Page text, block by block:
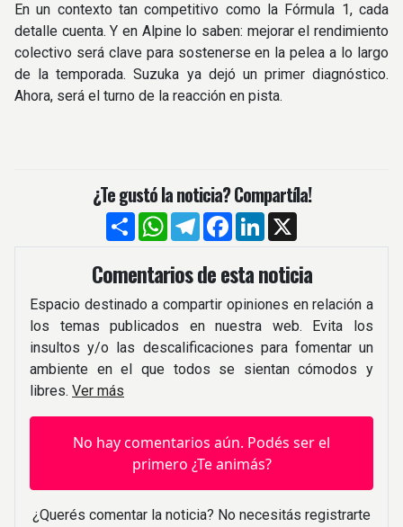
En un contexto tan competitivo como la Fórmula 1, cada
detalle cuenta. Y en Alpine lo saben: mejorar el rendimiento
colectivo será clave para sostenerse en la pelea a lo largo
de la temporada. Suzuka ya dejó un primer diagnóstico.
Ahora, será el turno de la reacción en pista.
¿Te gustó la noticia? Compartíla!
CompartirWhatsApp
TelegramFacebook
LinkedIn
Comentarios de esta noticia
Espacio destinado a compartir opiniones en relación a
los temas publicados en nuestra web. Evita los
insultos y/o las descalificaciones para fomentar un
ambiente en el que todos se sientan cómodos y
libres. Ver más
No hay comentarios aún. Podés ser el
primero ¿Te animás?
¿Querés comentar la noticia? No necesitás registrarte